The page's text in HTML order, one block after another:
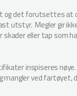
og det forutsettes at
utstyr. Megler gir
eller tap som
inspiseres
mangler ved